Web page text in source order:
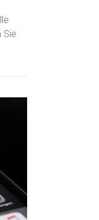
Sie